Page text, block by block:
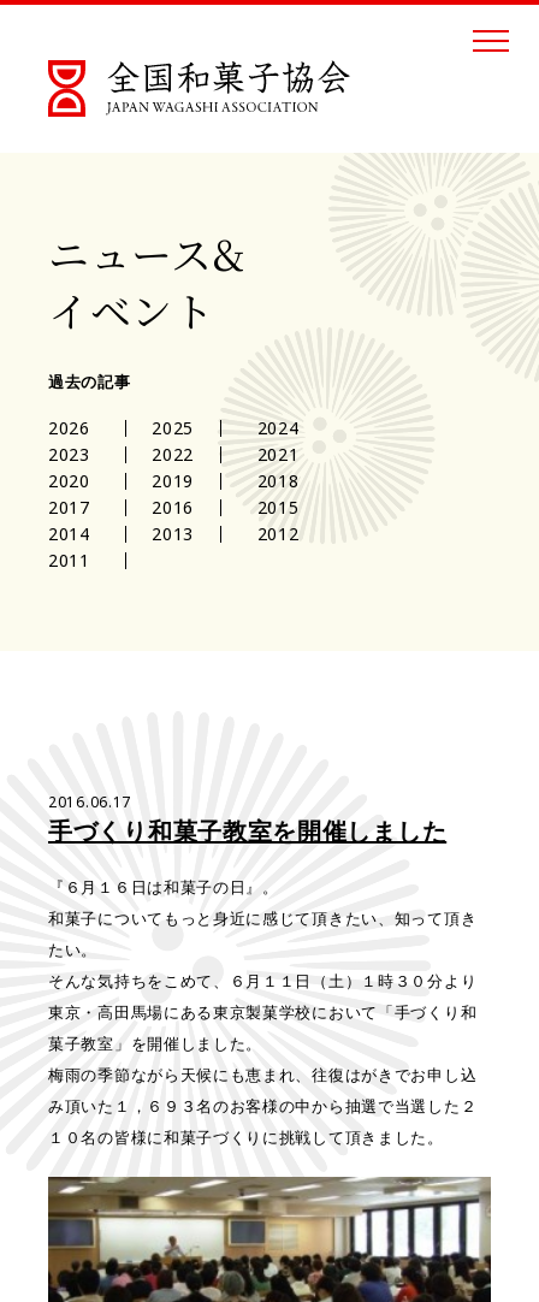
ニュース&
イベント
過去の記事
2026 2025
2024
2023
2022
2021
2020
2019
2018
2017
2016
2015
2014
2013
2012
2011
2016.06.17
手づくり和菓子教室を開催しました
『６月１６日は和菓子の日』。
和菓子についてもっと身近に感じて頂きたい、知って頂き
たい。
そんな気持ちをこめて、６月１１日（土）１時３０分より
東京・高田馬場にある東京製菓学校において「手づくり和
菓子教室」を開催しました。
梅雨の季節ながら天候にも恵まれ、往復はがきでお申し込
み頂いた１，６９３名のお客様の中から抽選で当選した２
１０名の皆様に和菓子づくりに挑戦して頂きました。